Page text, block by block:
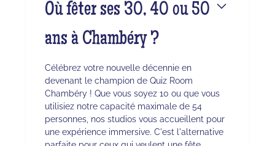
Où fêter ses 30, 40 ou 50
ans à Chambéry ?
Célébrez votre nouvelle décennie en
devenant le champion de Quiz Room
Chambéry ! Que vous soyez 10 ou que vous
utilisiez notre capacité maximale de 54
personnes, nos studios vous accueillent pour
une expérience immersive. C'est l'alternative